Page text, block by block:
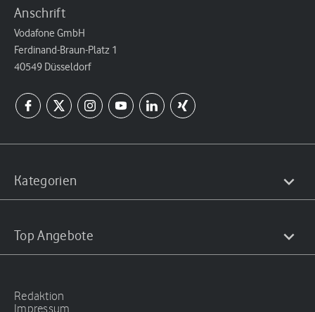
Anschrift
Vodafone GmbH
Ferdinand-Braun-Platz 1
40549 Düsseldorf
Kategorien
Top Angebote
Redaktion
Impressum